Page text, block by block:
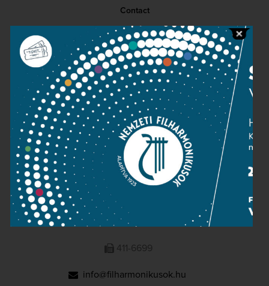
Contact
Public information
Press room
Terms and privacy
Imprint
NATIONAL PHILHARMONIC
1095 Budapest, Komor Marcell u. 1. (Müpa)
411-6600
411-6699
info@filharmonikusok.hu